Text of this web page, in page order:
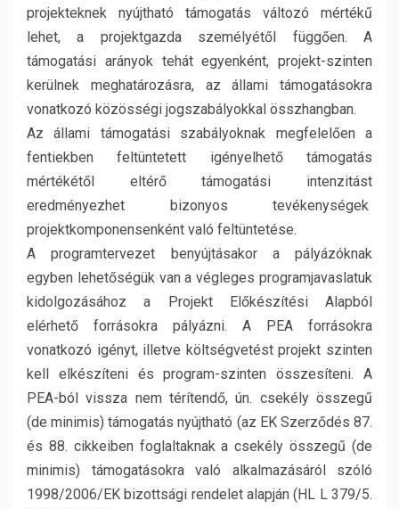
projekteknek nyújtható támogatás változó mértékű
lehet, a projektgazda személyétől függően. A
támogatási arányok tehát egyenként, projekt-szinten
kerülnek meghatározásra, az állami támogatásokra
vonatkozó közösségi jogszabályokkal összhangban.
Az állami támogatási szabályoknak megfelelően a
fentiekben feltüntetett igényelhető támogatás
mértékétől eltérő támogatási intenzitást
eredményezhet bizonyos tevékenységek
projektkomponensenként való feltüntetése.
A programtervezet benyújtásakor a pályázóknak
egyben lehetőségük van a végleges programjavaslatuk
kidolgozásához a Projekt Előkészítési Alapból
elérhető forrásokra pályázni. A PEA forrásokra
vonatkozó igényt, illetve költségvetést projekt szinten
kell elkészíteni és program-szinten összesíteni. A
PEA-ból vissza nem térítendő, ún. csekély összegű
(de minimis) támogatás nyújtható (az EK Szerződés 87.
és 88. cikkeiben foglaltaknak a csekély összegű (de
minimis) támogatásokra való alkalmazásáról szóló
1998/2006/EK bizottsági rendelet alapján (HL L 379/5.